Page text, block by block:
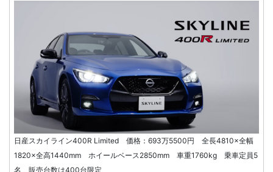
日産スカイライン400R Limited 価格：693万5500円 全長4810×全幅
1820×全高1440mm ホイールベース2850mm 車重1760kg 乗車定員5
名 販売台数は400台限定